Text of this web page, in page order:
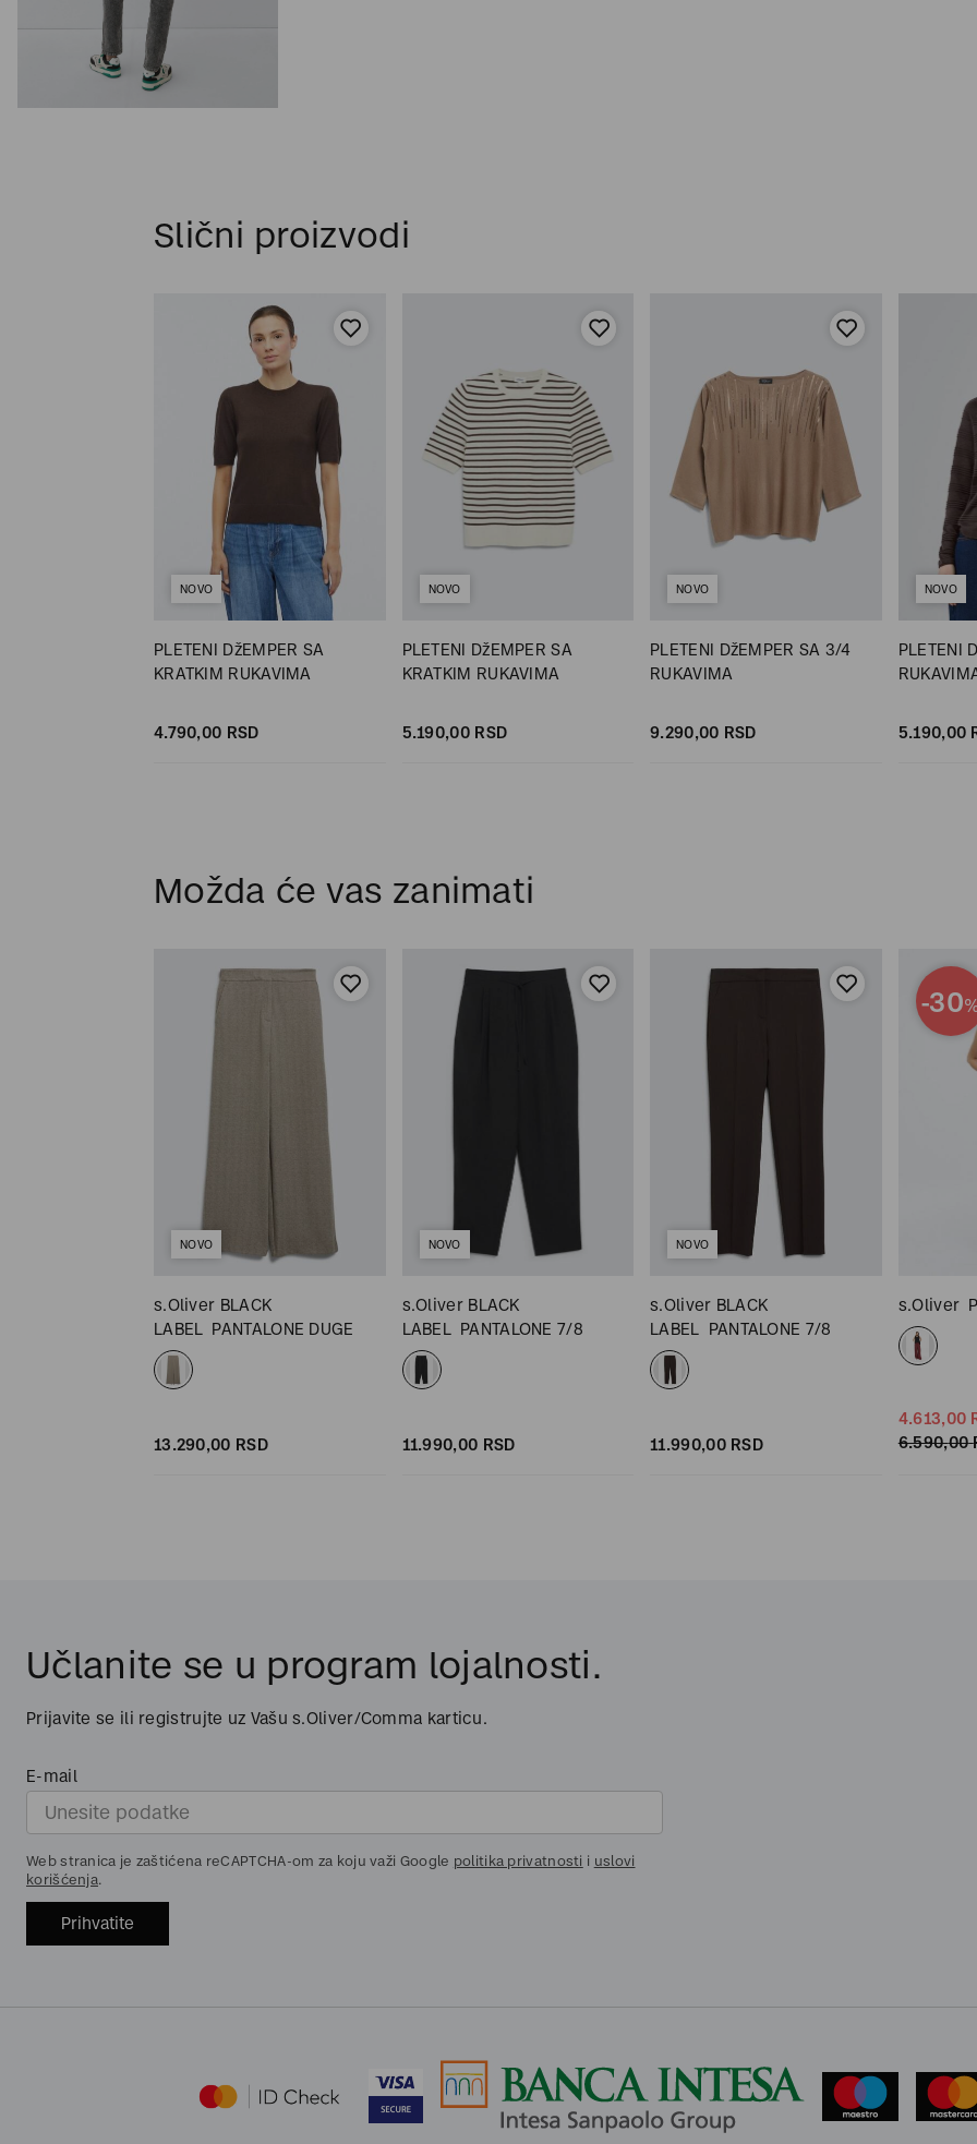
Slični proizvodi
NOVO
PLETENI DžEMPER SA
KRATKIM RUKAVIMA
4.790,00 RSD
NOVO
PLETENI DžEMPER SA
KRATKIM RUKAVIMA
5.190,00 RSD
NOVO
PLETENI DžEMPER SA 3/4
RUKAVIMA
9.290,00 RSD
NOVO
PLETENI
5.190,00
Možda će vas zanimati
NOVO
s.Oliver BLACK
LABEL PANTALONE DUGE
13.290,00 RSD
NOVO
s.Oliver BLACK
LABEL PANTALONE 7/8
11.990,00 RSD
NOVO
s.Oliver BLACK
LABEL PANTALONE 7/8
11.990,00 RSD
-30
s.Oliver
4.613,00
6.590,00
Učlanite se u program lojalnosti.
Prijavite se ili registrujte uz Vašu s.Oliver/Comma karticu.
E-mail
Web stranica je zaštićena reCAPTCHA-om za koju važi Google politika privatnosti i uslovi
korišćenja.
Prihvatite